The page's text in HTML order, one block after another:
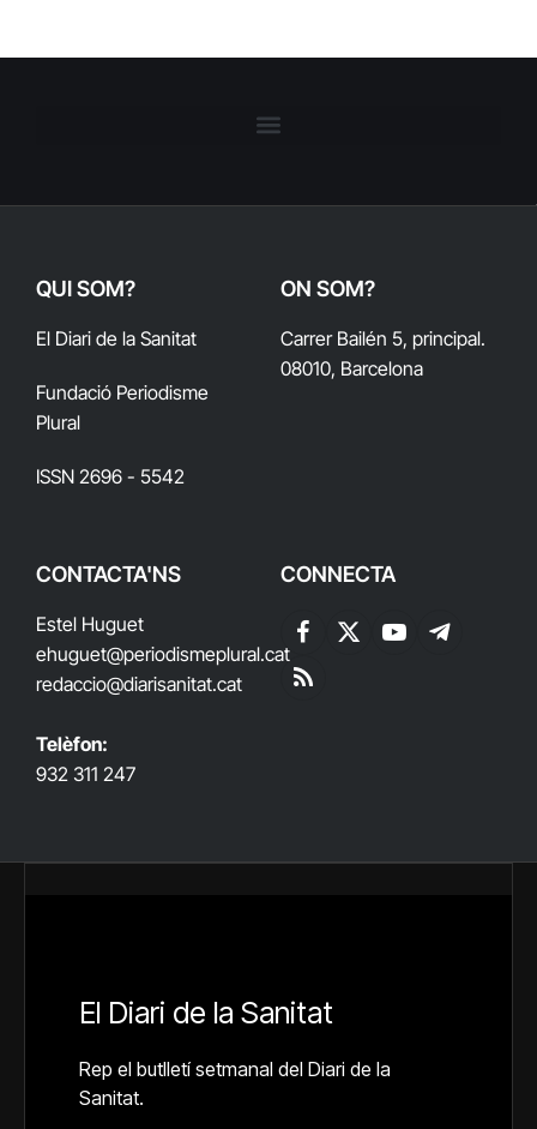
QUI SOM?
El Diari de la Sanitat
Fundació Periodisme
Plural
ISSN 2696 - 5542
ON SOM?
Carrer Bailén 5, principal.
08010, Barcelona
CONTACTA'NS
Estel Huguet
ehuguet@periodismeplural.cat
redaccio@diarisanitat.cat
Telèfon:
932 311 247
CONNECTA
Facebook
X
YouTubeTelegram
RSS